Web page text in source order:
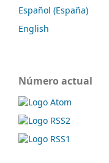
Español (España)
English
Número actual